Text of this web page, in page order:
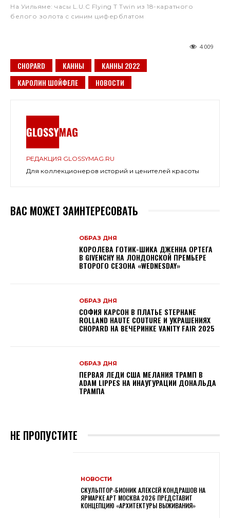
На Уильяме: часы L.U.C Flying T Twin из 18-каратного
белого золота с синим циферблатом
4 009
CHOPARD КАННЫ
КАННЫ 2022
КАРОЛИН ШОЙФЕЛЕ
НОВОСТИ
РЕДАКЦИЯ GLOSSYMAG.RU
Для коллекционеров историй и ценителей красоты
ВАС МОЖЕТ ЗАИНТЕРЕСОВАТЬ
ОБРАЗ ДНЯ
КОРОЛЕВА ГОТИК-ШИКА ДЖЕННА ОРТЕГА
В GIVENCHY НА ЛОНДОНСКОЙ ПРЕМЬЕРЕ
ВТОРОГО СЕЗОНА «WEDNESDAY»
ОБРАЗ ДНЯ
СОФИЯ КАРСОН В ПЛАТЬЕ STEPHANE
ROLLAND HAUTE COUTURE И УКРАШЕНИЯХ
CHOPARD НА ВЕЧЕРИНКЕ VANITY FAIR 2025
ОБРАЗ ДНЯ
ПЕРВАЯ ЛЕДИ США МЕЛАНИЯ ТРАМП В
ADAM LIPPES НА ИНАУГУРАЦИИ ДОНАЛЬДА
ТРАМПА
НЕ ПРОПУСТИТЕ
НОВОСТИ
СКУЛЬПТОР-БИОНИК АЛЕКСЕЙ КОНДРАШОВ НА
ЯРМАРКЕ АРТ МОСКВА 2026 ПРЕДСТАВИТ
КОНЦЕПЦИЮ «АРХИТЕКТУРЫ ВЫЖИВАНИЯ»